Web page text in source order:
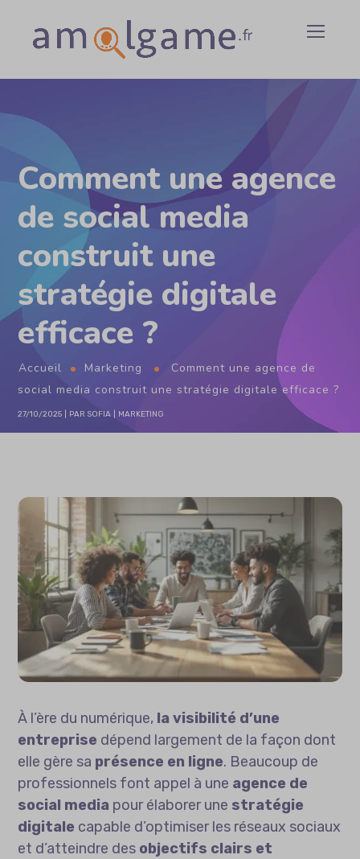
Comment une agence
de social media
construit une
stratégie digitale
efficace ?
Accueil Marketing
Comment une agence de
social media construit une stratégie digitale efficace ?
27/10/2025 PAR SOFIA MARKETING
À l’ère du numérique, la visibilité d’une
entreprise dépend largement de la façon dont
elle gère sa présence en ligne. Beaucoup de
professionnels font appel à une agence de
social media pour élaborer une stratégie
digitale capable d’optimiser les réseaux sociaux
et d’atteindre des objectifs clairs et